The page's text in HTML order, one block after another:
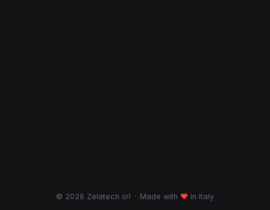
© 2026 Zelatech srl · Made with ♥ in Italy